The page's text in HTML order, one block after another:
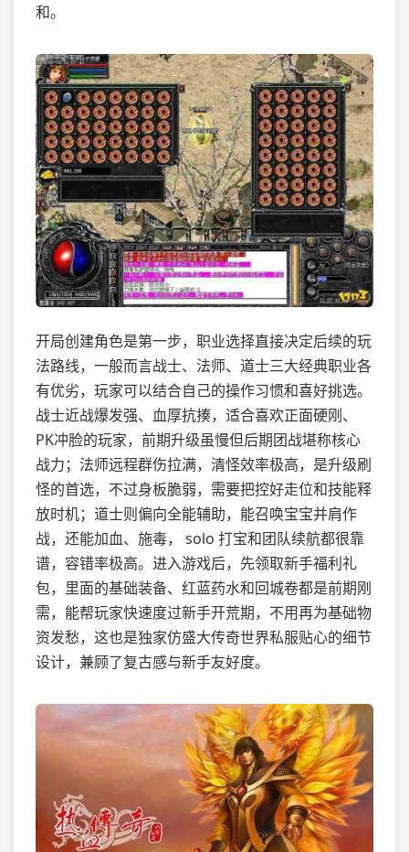
和。
开局创建角色是第一步，职业选择直接决定后续的玩
法路线，一般而言战士、法师、道士三大经典职业各
有优劣，玩家可以结合自己的操作习惯和喜好挑选。
战士近战爆发强、血厚抗揍，适合喜欢正面硬刚、
PK冲脸的玩家，前期升级虽慢但后期团战堪称核心
战力；法师远程群伤拉满，清怪效率极高，是升级刷
怪的首选，不过身板脆弱，需要把控好走位和技能释
放时机；道士则偏向全能辅助，能召唤宝宝并肩作
战，还能加血、施毒， solo 打宝和团队续航都很靠
谱，容错率极高。进入游戏后，先领取新手福利礼
包，里面的基础装备、红蓝药水和回城卷都是前期刚
需，能帮玩家快速度过新手开荒期，不用再为基础物
资发愁，这也是独家仿盛大传奇世界私服贴心的细节
设计，兼顾了复古感与新手友好度。